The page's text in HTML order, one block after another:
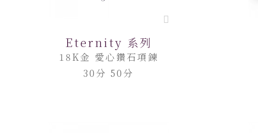
Eternity 系列
18K金 愛心鑽石項鍊
30分 50分